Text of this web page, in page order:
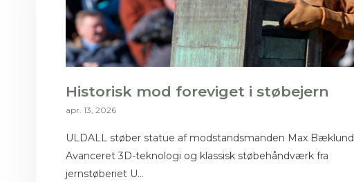
Historisk mod foreviget i støbejern
apr. 13, 2026
ULDALL støber statue af modstandsmanden Max Bæklund
Avanceret 3D-teknologi og klassisk støbehåndværk fra
jernstøberiet U...